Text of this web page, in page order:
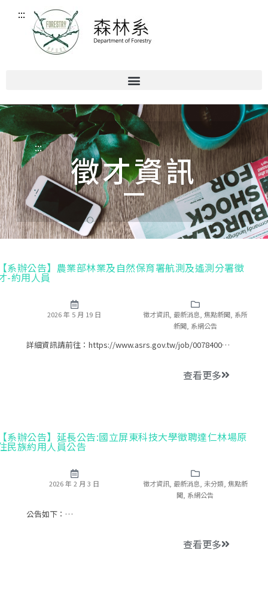
:::
:::
徵才資訊
系辦公告】農業部林業及自然保育署航測及遙測分署徵
-約用人員
2026 年 5 月 19 日 徵才資訊, 最新消息 焦點新聞, 系所
新聞, 系網公告
詳細資訊請前往：https://www.asrs.gov.tw/job/0078400…
查看更多
系辦公告】延長公告:國立屏東科技大學徵聘達仁林場原
民族約用人員公告
2026 年 2 月 3 日 徵才資訊, 最新消息 未分類 焦點新
聞 系網公告
公告如下：…
查看更多